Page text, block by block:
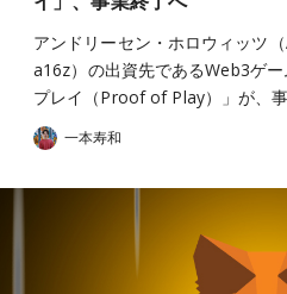
アンドリーセン・ホロウィッツ
a16z）の出資先であるWeb3ゲ
プレイ（Proof of Play）」が、
一本寿和